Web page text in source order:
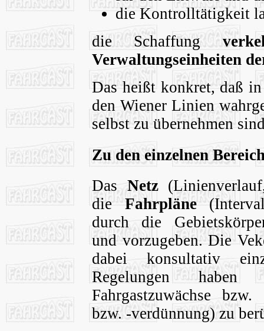
die Kontrolltätigkeit
die Schaffung
Verwaltungseinheiten
Das heißt konkret, daß
den Wiener Linien
selbst zu übernehmen
Zu den einzelnen
DasNetz
dieFahrpläne
durch die
und vorzugeben. Die
dabei konsultativ
Regelungen
Fahrgastzuwächse
bzw. -verdünnung) zu